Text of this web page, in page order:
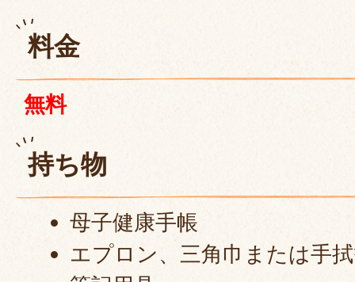
料金
無料
持ち物
母子健康手帳
エプロン、三角巾または手